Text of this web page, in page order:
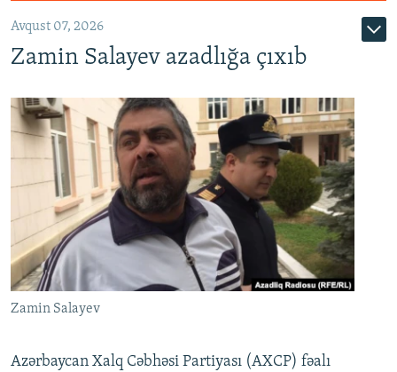
Avqust 07, 2026
Zamin Salayev azadlığa çıxıb
Zamin Salayev
Azərbaycan Xalq Cəbhəsi Partiyası (AXCP) fəalı